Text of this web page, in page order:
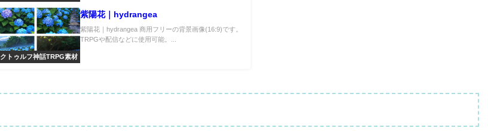
クトゥルフ神話TRPG素材
紫陽花｜hydrangea
紫陽花｜hydrangea 商用フリーの背景画像(16:9)です。
TRPGや配信などに使用可能。...